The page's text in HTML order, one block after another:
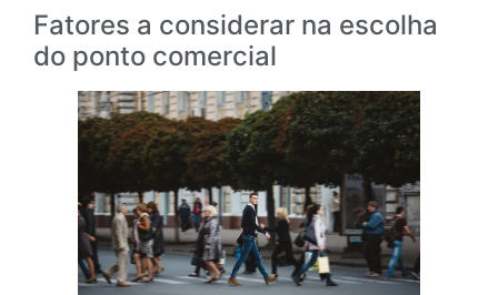
Fatores a considerar na escolha
do ponto comercial